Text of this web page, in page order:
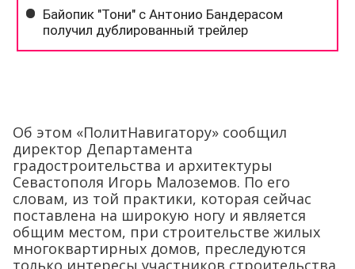
Об этом «ПолитНавигатору» сообщил
директор Департамента
градостроительства и архитектуры
Севастополя Игорь Малоземов. По его
словам, из той практики, которая сейчас
поставлена на широкую ногу и является
общим местом, при строительстве жилых
многоквартирных домов, преследуются
только интересы участников строительства,